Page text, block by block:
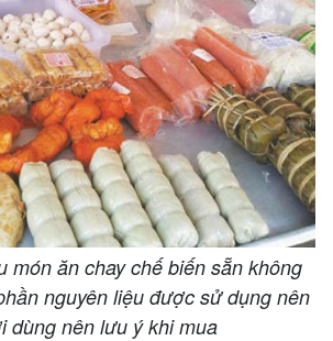
món ăn chay chế biến sẵn không
nguyên liệu được sử dụng nên
dùng nên lưu ý khi mua